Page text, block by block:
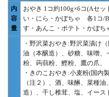
内
容
量
おやき 1コ約100g×6コ(Aセ
い・にら・かぼちゃ 各1コ/
す・あんこ・ポテト・かぼ
・野沢菜おやき:野沢菜漬け
油（本醸造）、砂糖、味噌
粉、蒟蒻粉、鰹粉、鷹の爪、
・きのこおやき:小麦粉(国内
（注２）、酒、味醂、菜種
造）、干し椎茸、塩、イース